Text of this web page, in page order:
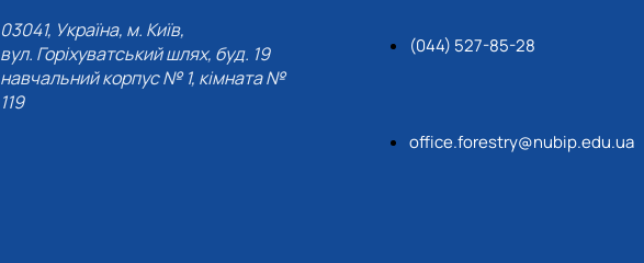
СОЛОВЙОВ Сергій Олександрович (08.06.1983 - 27.09.2022
СОРОКА Олександр Григорович (03.07.1986 - 03.07.2023
СТЕПАНОВ Віталій Анатолійович (09.06.1975 - 20.05.2022
ТУШАКОВСЬКИЙ Борис Олександрович (02.05.1981 -
03041, Україна, м. Київ,
вул. Горіхуватський шлях, буд. 19
навчальний корпус № 1, кімната №
119
(044) 527-85-28
office.forestry@nubip.edu.ua